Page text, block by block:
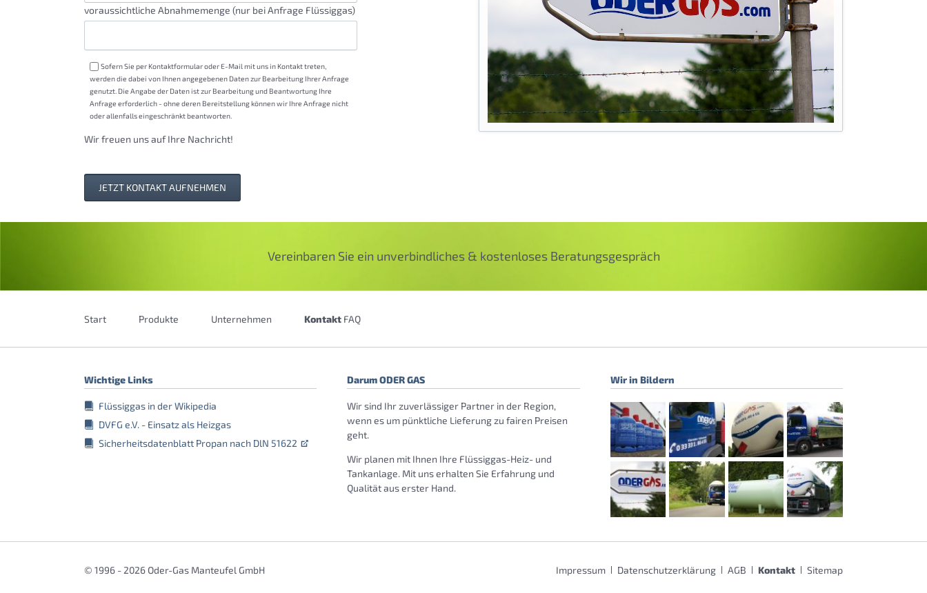
voraussichtliche Abnahmemenge (nur bei Anfrage Flüssiggas)
Sofern Sie per Kontaktformular oder E-Mail mit uns in Kontakt treten,
werden die dabei von Ihnen angegebenen Daten zur Bearbeitung Ihrer Anfrage
genutzt. Die Angabe der Daten ist zur Bearbeitung und Beantwortung Ihre
Anfrage erforderlich - ohne deren Bereitstellung können wir Ihre Anfrage nicht
oder allenfalls eingeschränkt beantworten.
Wir freuen uns auf Ihre Nachricht!
JETZT KONTAKT AUFNEHMEN
Vereinbaren Sie ein unverbindliches & kostenloses Beratungsgespräch
Start Produkte Unternehmen Kontakt FAQ
Wichtige Links
Flüssiggas in der Wikipedia
DVFG e.V. - Einsatz als Heizgas
Sicherheitsdatenblatt Propan nach DlN 51622
Darum ODER GAS
Wir sind Ihr zuverlässiger Partner in der Region,
wenn es um pünktliche Lieferung zu fairen Preisen
geht.
Wir planen mit Ihnen Ihre Flüssiggas-Heiz- und
Tankanlage. Mit uns erhalten Sie Erfahrung und
Qualität aus erster Hand.
Wir in Bildern
© 1996 - 2026 Oder-Gas Manteufel GmbH
Navigation
Impressum Datenschutzerklärung AGB Kontakt Sitemap